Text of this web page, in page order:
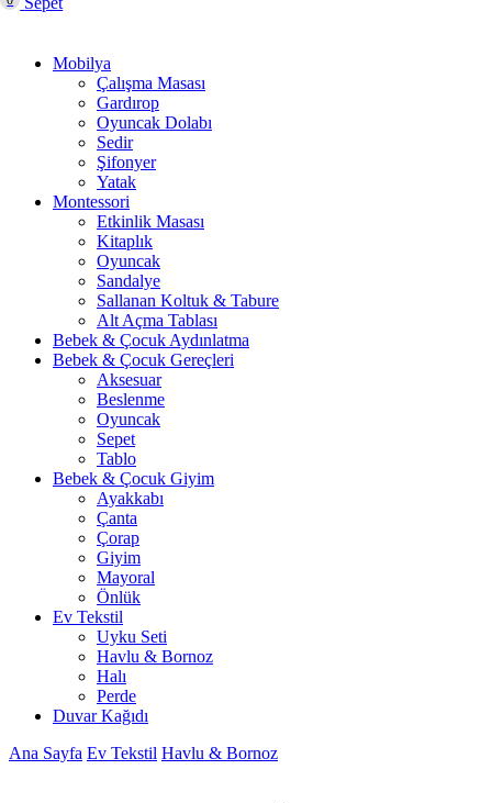
Mobilya
Çalışma Masası
Gardırop
⁠Oyuncak Dolabı
Sedir
Şifonyer
Yatak
Montessori
Etkinlik Masası
Kitaplık
Oyuncak
Sandalye
Sallanan Koltuk & Tabure
Alt Açma Tablası
Bebek & Çocuk Aydınlatma
Bebek & Çocuk Gereçleri
Aksesuar
Beslenme
Oyuncak
Sepet
Tablo
Bebek & Çocuk Giyim
Ayakkabı
Çanta
Çorap
Giyim
Mayoral
Önlük
Ev Tekstil
Uyku Seti
Havlu & Bornoz
Halı
Perde
Duvar Kağıdı
Ana Sayfa Ev Tekstil Havlu & Bornoz